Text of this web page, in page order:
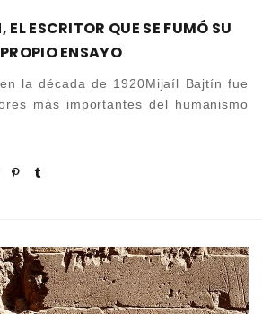
ESCRITOR QUE SE FUMÓ SU
PROPIO ENSAYO
la década de 1920Mijaíl Bajtín fue
más importantes del humanismo